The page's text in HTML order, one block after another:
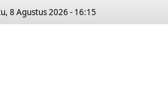
8 Agustus 2026 - 16:15